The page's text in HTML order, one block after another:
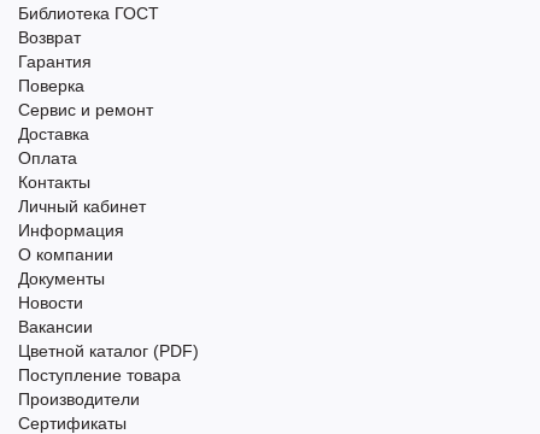
Библиотека ГОСТ
Возврат
Гарантия
Поверка
Сервис и ремонт
Доставка
Оплата
Контакты
Личный кабинет
Информация
О компании
Документы
Новости
Вакансии
Цветной каталог (PDF)
Поступление товара
Производители
Сертификаты